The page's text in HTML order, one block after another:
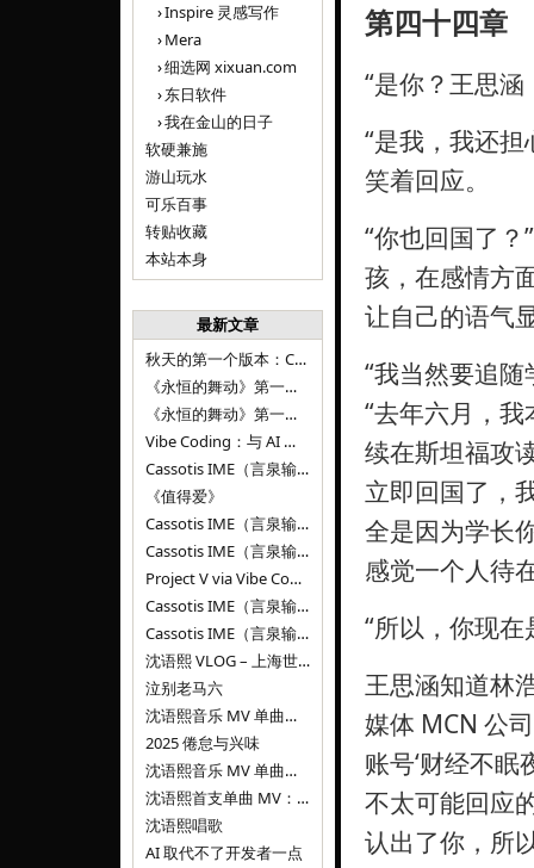
Inspire 灵感写作
Mera
细选网 xixuan.com
东日软件
我在金山的日子
软硬兼施
游山玩水
可乐百事
转贴收藏
本站本身
最新文章
秋天的第一个版本：Cassotis IME（言泉输入法）v1.12.0
《永恒的舞动》第一百二十八章
《永恒的舞动》第一百二十七章
Vibe Coding：与 AI 并肩进步——言泉输入法 v0.4.1
Cassotis IME（言泉输入法）v0.3.1
《值得爱》
Cassotis IME（言泉输入法）v0.2.0
Cassotis IME（言泉输入法）v0.1.0
Project V via Vibe Coding
Cassotis IME（言泉输入法）阶段二
Cassotis IME（言泉输入法）
沈语熙 VLOG – 上海世博文化公园双子山
泣别老马六
沈语熙音乐 MV 单曲第三弹：代码与白T恤
2025 倦怠与兴味
沈语熙音乐 MV 单曲第二弹：优雅时间
沈语熙首支单曲 MV：告别的倒影
沈语熙唱歌
AI 取代不了开发者一点
第四十四章
“是你？王思
“是我，我还
笑着回应。
“你也回国了
孩，在感情方
让自己的语气
“我当然要追
“去年六月，
续在斯坦福攻
立即回国了，
全是因为学长
感觉一个人待
“所以，你现
王思涵知道林
媒体 MCN 公
账号‘财经不
不太可能回应
认出了你，所